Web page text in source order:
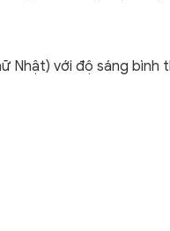
Nhật) với độ sáng bình